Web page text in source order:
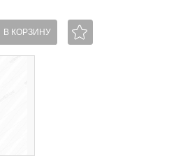
В КОРЗИНУ